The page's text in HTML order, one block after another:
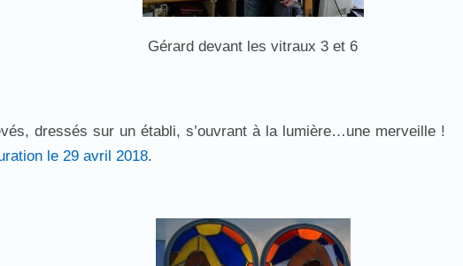
Gérard devant les vitraux 3 et 6
dressés sur un établi, s’ouvrant à la lumière…une merveille !
le 29 avril 2018.